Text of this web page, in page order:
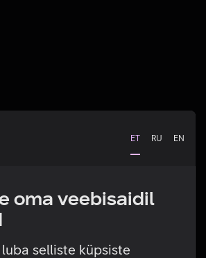
ET RU EN
oma veebisaidil
selliste küpsiste